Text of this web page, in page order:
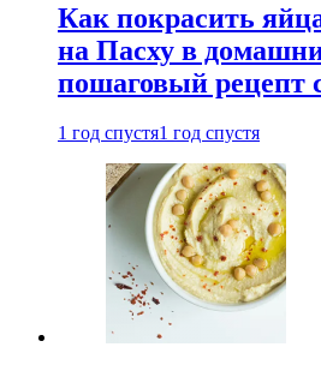
Как покрасить
на Пасху в
пошаговый рецепт
1 год спустя1 год спустя